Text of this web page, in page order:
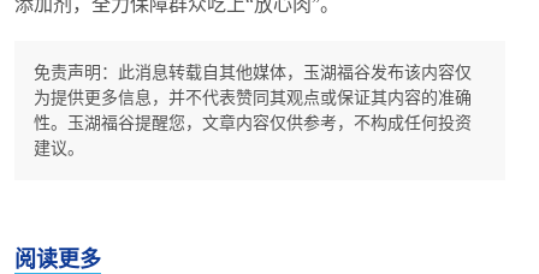
添加剂，全力保障群众吃上“放心肉”。
免责声明：此消息转载自其他媒体，玉湖福谷发布该内容仅
为提供更多信息，并不代表赞同其观点或保证其内容的准确
性。玉湖福谷提醒您，文章内容仅供参考，不构成任何投资
建议。
阅读更多